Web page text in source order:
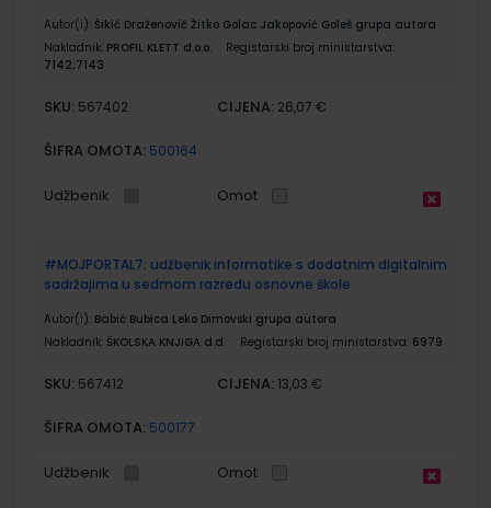
Autor(i): Šikić Draženović Žitko Golac Jakopović Goleš grupa autora
Nakladnik: PROFIL KLETT d.o.o.
Registarski broj ministarstva:
7142;7143
SKU: 567402 CIJENA: 26,07 €
ŠIFRA OMOTA: 500164
Udžbenik Omot
#MOJPORTAL7; udžbenik informatike s dodatnim digitalnim
sadržajima u sedmom razredu osnovne škole
Autor(i): Babić Bubica Leko Dimovski grupa autora
Nakladnik: ŠKOLSKA KNJIGA d.d. Registarski broj ministarstva: 6979
SKU: 567412 CIJENA: 13,03 €
ŠIFRA OMOTA: 500177
Udžbenik Omot